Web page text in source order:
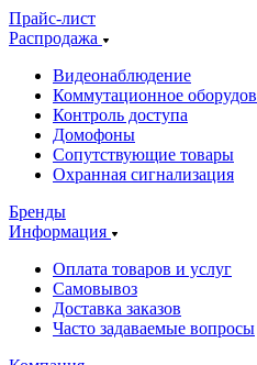
Прайс-лист
Распродажа
Видеонаблюдение
Коммутационное
Контроль доступа
Домофоны
Сопутствующие товары
Охранная сигнализация
Бренды
Информация
Оплата товаров и услуг
Самовывоз
Доставка заказов
Часто задаваемые вопросы